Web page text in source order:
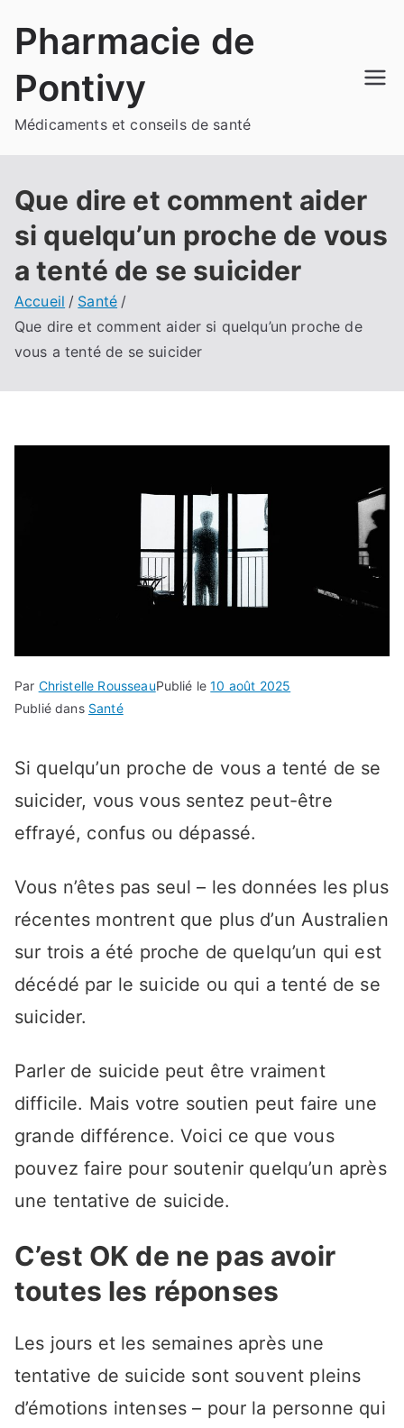
Pharmacie de
Pontivy
Médicaments et conseils de santé
Que dire et comment aider
si quelqu’un proche de vous
a tenté de se suicider
Accueil
Santé
Que dire et comment aider si quelqu’un proche de
vous a tenté de se suicider
Par Christelle RousseauPublié le10 août 2025
Publié dans Santé
Si quelqu’un proche de vous a tenté de se
suicider, vous vous sentez peut-être
effrayé, confus ou dépassé.
Vous n’êtes pas seul – les données les plus
récentes montrent que plus d’un Australien
sur trois a été proche de quelqu’un qui est
décédé par le suicide ou qui a tenté de se
suicider.
Parler de suicide peut être vraiment
difficile. Mais votre soutien peut faire une
grande différence. Voici ce que vous
pouvez faire pour soutenir quelqu’un après
une tentative de suicide.
C’est OK de ne pas avoir
toutes les réponses
Les jours et les semaines après une
tentative de suicide sont souvent pleins
d’émotions intenses – pour la personne qui